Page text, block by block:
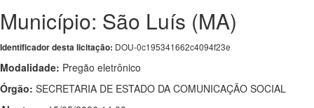
Município: São Luís (MA)
Identificador desta licitação: DOU-0c195341662c4094f23e
Modalidade: Pregão eletrônico
Órgão: SECRETARIA DE ESTADO DA COMUNICAÇÃO SOCIAL